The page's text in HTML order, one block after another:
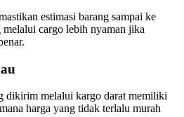
estimasi barang sampai ke
cargo lebih nyaman jika
dikirim melalui kargo darat memiliki
harga yang tidak terlalu murah